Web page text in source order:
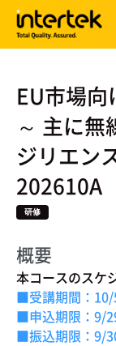
EU市場
～ 主に
ジリエン
202610A
研修
概要
本コースのスケ
■受講期間：10/
■申込期限：9/
■振込期限：9/